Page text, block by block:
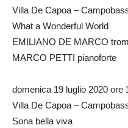
Villa De Capoa –
What a Wonderful World
EMILIANO DE MARCO
MARCO PETTI pianoforte
domenica 19 luglio 2020 ore
Villa De Capoa –
Sona bella viva